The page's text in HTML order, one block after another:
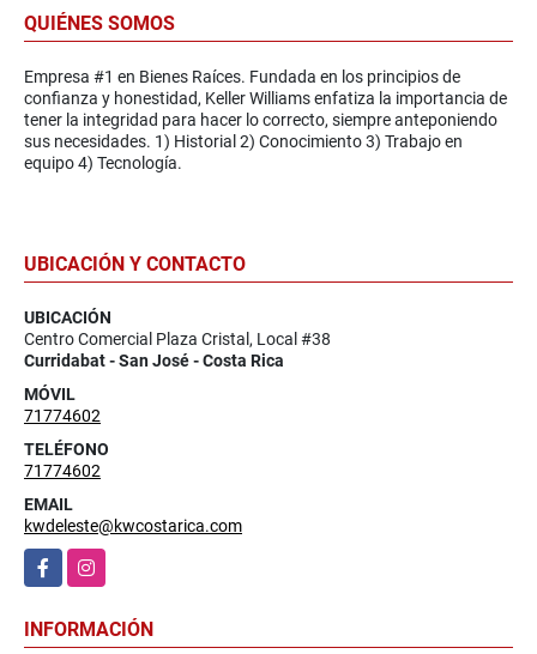
QUIÉNES SOMOS
Empresa #1 en Bienes Raíces. Fundada en los principios de
confianza y honestidad, Keller Williams enfatiza la importancia de
tener la integridad para hacer lo correcto, siempre anteponiendo
sus necesidades. 1) Historial 2) Conocimiento 3) Trabajo en
equipo 4) Tecnología.
UBICACIÓN Y CONTACTO
UBICACIÓN
Centro Comercial Plaza Cristal, Local #38
Curridabat - San José - Costa Rica
MÓVIL
71774602
TELÉFONO
71774602
EMAIL
kwdeleste@kwcostarica.com
FacebookInstagram
INFORMACIÓN